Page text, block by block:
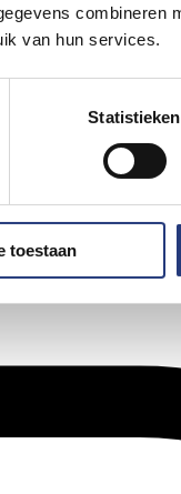
combineren
van hun services.
Statistieken
toestaan